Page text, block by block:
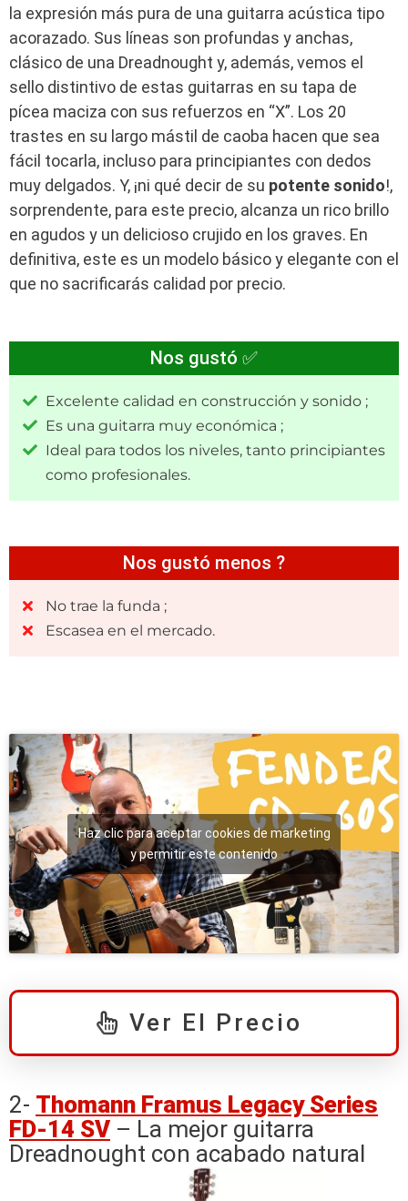
la expresión más pura de una guitarra acústica tipo
acorazado. Sus líneas son profundas y anchas,
clásico de una Dreadnought y, además, vemos el
sello distintivo de estas guitarras en su tapa de
pícea maciza con sus refuerzos en “X”. Los 20
trastes en su largo mástil de caoba hacen que sea
fácil tocarla, incluso para principiantes con dedos
muy delgados. Y, ¡ni qué decir de su potente sonido!,
sorprendente, para este precio, alcanza un rico brillo
en agudos y un delicioso crujido en los graves. En
definitiva, este es un modelo básico y elegante con el
que no sacrificarás calidad por precio.
Nos gustó ✅
Excelente calidad en construcción y sonido ;
Es una guitarra muy económica ;
Ideal para todos los niveles, tanto principiantes
como profesionales.
Nos gustó menos ?
No trae la funda ;
Escasea en el mercado.
Haz clic para aceptar cookies de marketing
y permitir este contenido
Ver El Precio
2- Thomann Framus Legacy Series
FD-14 SV – La mejor guitarra
Dreadnought con acabado natural